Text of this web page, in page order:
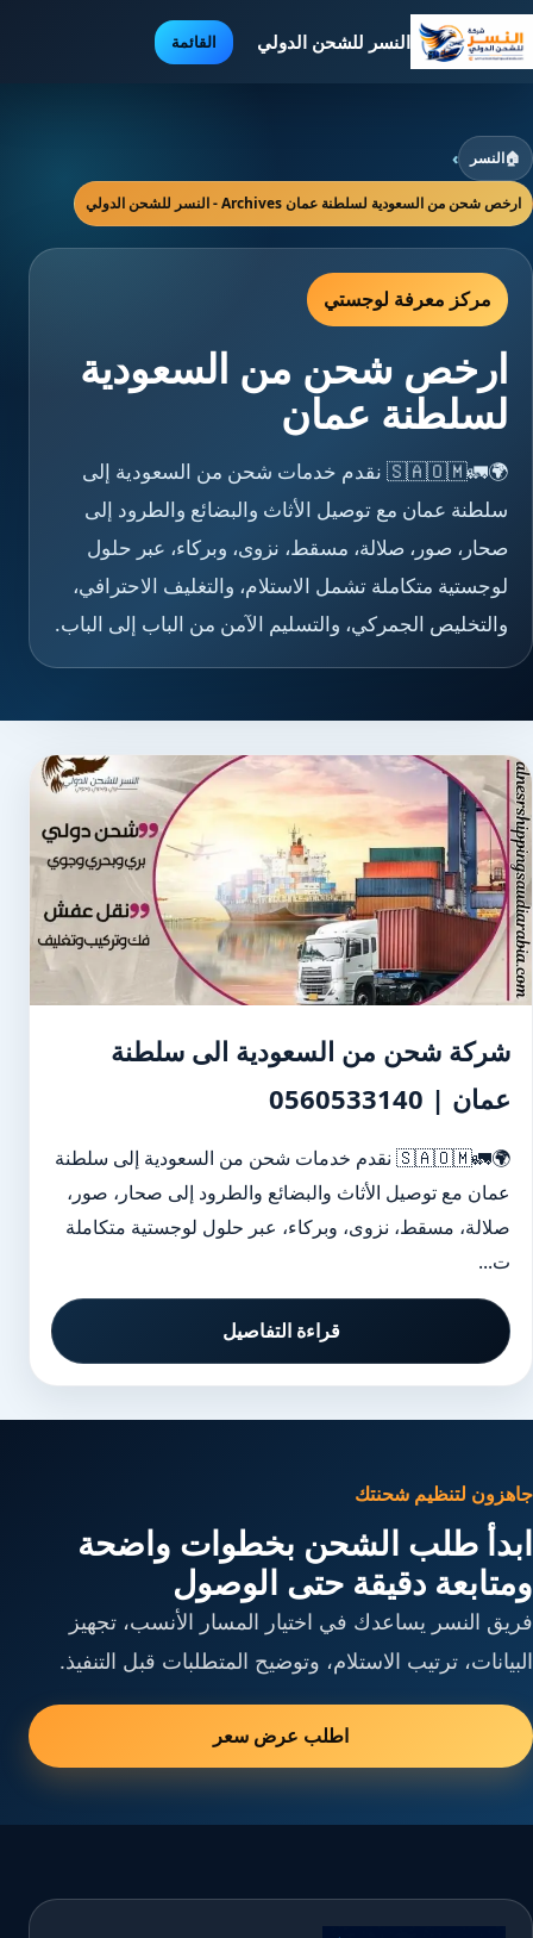
النسر للشحن الدولي القائمة
🏠النسر ›
ارخص شحن من السعودية لسلطنة عمان Archives - النسر للشحن الدولي
مركز معرفة لوجستي
ارخص شحن من السعودية
لسلطنة عمان
🌍🚛🇸🇦🇴🇲 نقدم خدمات شحن من السعودية إلى
سلطنة عمان مع توصيل الأثاث والبضائع والطرود إلى
صحار، صور، صلالة، مسقط، نزوى، وبركاء، عبر حلول
لوجستية متكاملة تشمل الاستلام، والتغليف الاحترافي،
والتخليص الجمركي، والتسليم الآمن من الباب إلى الباب.
شركة شحن من السعودية الى سلطنة
عمان | 0560533140
🌍🚛🇸🇦🇴🇲 نقدم خدمات شحن من السعودية إلى سلطنة
عمان مع توصيل الأثاث والبضائع والطرود إلى صحار، صور،
صلالة، مسقط، نزوى، وبركاء، عبر حلول لوجستية متكاملة
ت...
قراءة التفاصيل
جاهزون لتنظيم شحنتك
ابدأ طلب الشحن بخطوات واضحة
ومتابعة دقيقة حتى الوصول
فريق النسر يساعدك في اختيار المسار الأنسب، تجهيز
البيانات، ترتيب الاستلام، وتوضيح المتطلبات قبل التنفيذ.
اطلب عرض سعر